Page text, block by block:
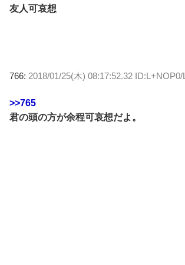
友人可哀想
766: 2018/01/25(木) 08:17:52.32 ID:L+NOP0/L
>>765
君の頭の方が余程可哀想だよ。